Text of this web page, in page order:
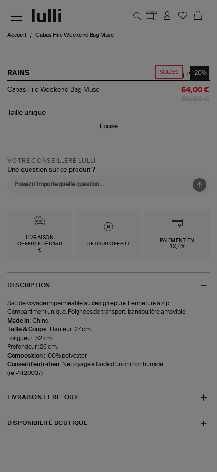
Accueil Cabas Hilo Weekend Bag Muse
SOLDES -20%
RAINS
Cabas
Bag
Partager
Cabas Hilo Weekend Bag Muse 64,00 €
Taille unique
Épuisé
VOTRE CONSEILLÈRE LULLI
Une question sur ce produit ?
LIVRAISON
OFFERTE DÈS 150
€
RETOUR OFFERT
PAIEMENT EN
3X,4X
DESCRIPTION
Sac de voyage imperméable au design épuré. Fermeture à zip.
Compartiment unique. Poignées de transport, bandoulière amovible.
Made in :Chine.
Taille & Coupe : Hauteur : 27 cm
Longueur : 52 cm
Profondeur : 26 cm.
Composition :100% polyester
Conseil d'entretien : Nettoyage à l'aide d'un chiffon humide.
(ref-1420037)
LIVRAISON ET RETOUR
DISPONIBILITÉ BOUTIQUE